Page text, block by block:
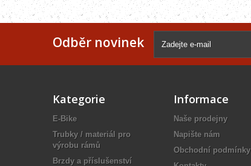
Odběr novinek
Kategorie
E-Bike
Trubky / materiál pro
výrobu rámů
Brzdy a příslušenství
Informace
Naše prodejny
Napište nám
Obchodní podmínky